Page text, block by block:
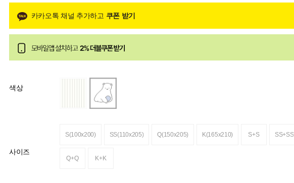
카카오톡 채널 추가하고 쿠폰 받기
색상
사이즈
S(100x200) SS(110x205) Q(150x205) K(165x210) S+S SS+SS
Q+Q K+K